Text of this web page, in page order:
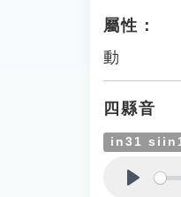
屬性：
動
四縣音
in31